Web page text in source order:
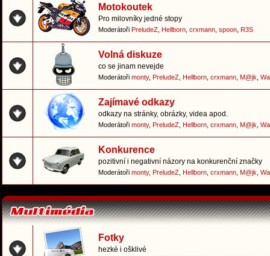
Motokoutek
Pro milovníky jedné stopy
Moderátoři PreludeZ Hellborn crxmann spoon R3S
Volná diskuze
co se jinam nevejde
Moderátoři monty, PreludeZ Hellborn crxmann M@jk
Zajímavé odkazy
odkazy na stránky, obrázky, videa apod.
Moderátoři monty, PreludeZ Hellborn crxmann M@jk
Konkurence
pozitivní i negativní názory na konkurenční značky
Moderátoři monty, PreludeZ Hellborn crxmann M@jk
Fotky
hezké i ošklivé